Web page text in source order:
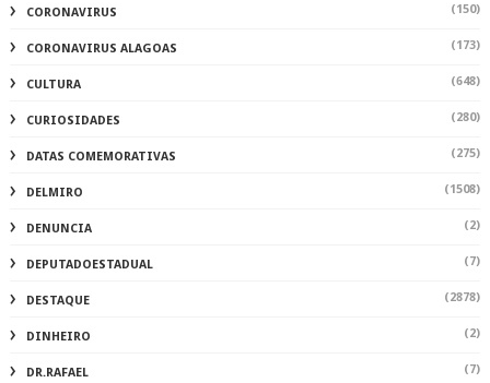
CORONAVIRUS (150)
CORONAVIRUS ALAGOAS (173)
CULTURA (648)
CURIOSIDADES (280)
DATAS COMEMORATIVAS (275)
DELMIRO (1508)
DENUNCIA (2)
DEPUTADOESTADUAL (7)
DESTAQUE (2878)
DINHEIRO (2)
DR.RAFAEL (7)